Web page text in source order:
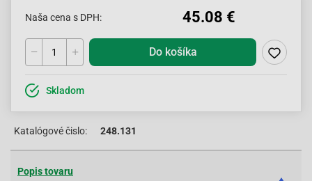
Naša cena s DPH: 45.08 €
Do košíka
Skladom
Katalógové čislo: 248.131
Popis tovaru